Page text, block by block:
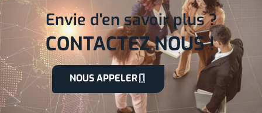
Envie d'en savoir plus ?
CONTACTEZ NOUS !
NOUS APPELER